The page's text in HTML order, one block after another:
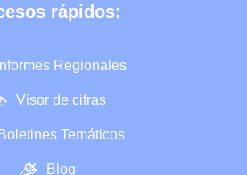
rápidos:
Informes Regionales
Visor de cifras
Boletines Temáticos
Blog